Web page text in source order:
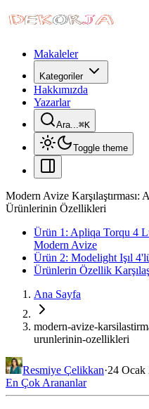
Makaleler
Kategoriler
Hakkımızda
Yazarlar
Ara...⌘K
Toggle theme
Modern Avize
Ürünlerinin Özellikleri
Ürün 1: Apliqa Torqu 4
Modern Avize
Ürün 2: Modelight Işıl
Ürünlerin Özellik
Ana Sayfa
modern-avize-
urunlerinin-ozellikleri
Resmiye Çelikkan·24 Ocak
En Çok Arananlar